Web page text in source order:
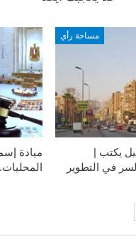
ميادة
مساحة رأي
يكتب |
في التطوير​